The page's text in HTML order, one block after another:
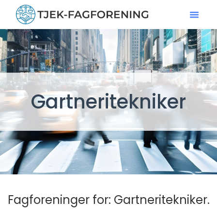
Gartneritekniker
Fagforeninger for: Gartneritekniker.